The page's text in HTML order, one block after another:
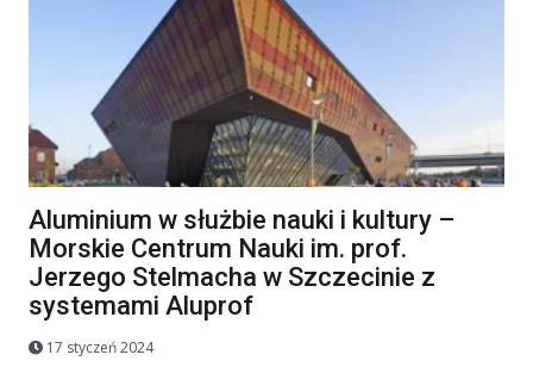
Aluminium w służbie nauki i kultury –
Morskie Centrum Nauki im. prof.
Jerzego Stelmacha w Szczecinie z
systemami Aluprof
17 styczeń 2024